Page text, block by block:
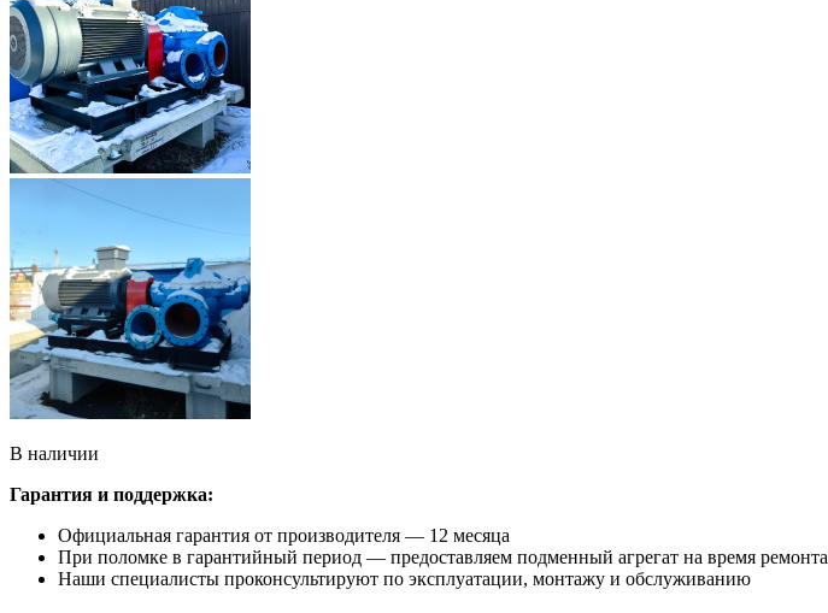
В наличии
Гарантия и поддержка:
Официальная гарантия от производителя — 12 месяца
При поломке в гарантийный период — предоставляем подменный агрегат на время ремонта
Наши специалисты проконсультируют по эксплуатации, монтажу и обслуживанию